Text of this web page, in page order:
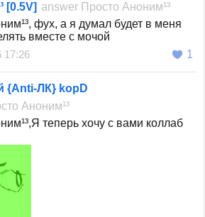
[0.5V] answer Просто Аноним¹³
фух, а я думал будет в меня
вместе с мочой
17:26
1
{Anti-ЛК} kopD
Аноним¹³
теперь хочу с вами коллаб